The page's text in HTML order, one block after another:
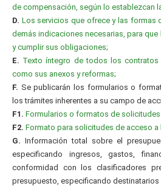
de compensación, según lo establezcan
D. Los servicios que ofrece y las formas
demás indicaciones necesarias, para
y cumplir sus obligaciones;
E. Texto íntegro de todos los
como sus anexos y reformas;
F. Se publicarán los formularios o
los trámites inherentes a su campo de
F1. Formularios o formatos de solicitudes
F2. Formato para solicitudes de acceso
G. Información total sobre el
especificando ingresos, gastos,
conformidad con los clasificadores
presupuesto, especificando